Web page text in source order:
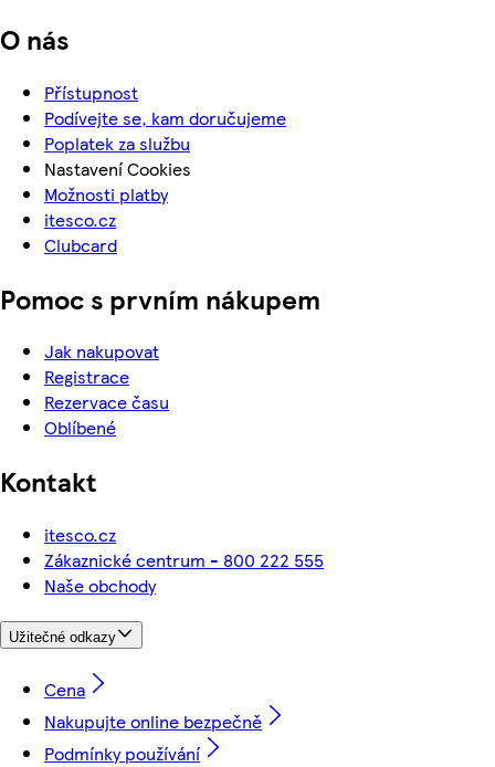
O nás
Přístupnost
Podívejte se, kam doručujeme
Poplatek za službu
Nastavení Cookies
Možnosti platby
itesco.cz
Clubcard
Pomoc s prvním nákupem
Jak nakupovat
Registrace
Rezervace času
Oblíbené
Kontakt
itesco.cz
Zákaznické centrum - 800 222 555
Naše obchody
Užitečné odkazy
Cena
Nakupujte online bezpečně
Podmínky používání